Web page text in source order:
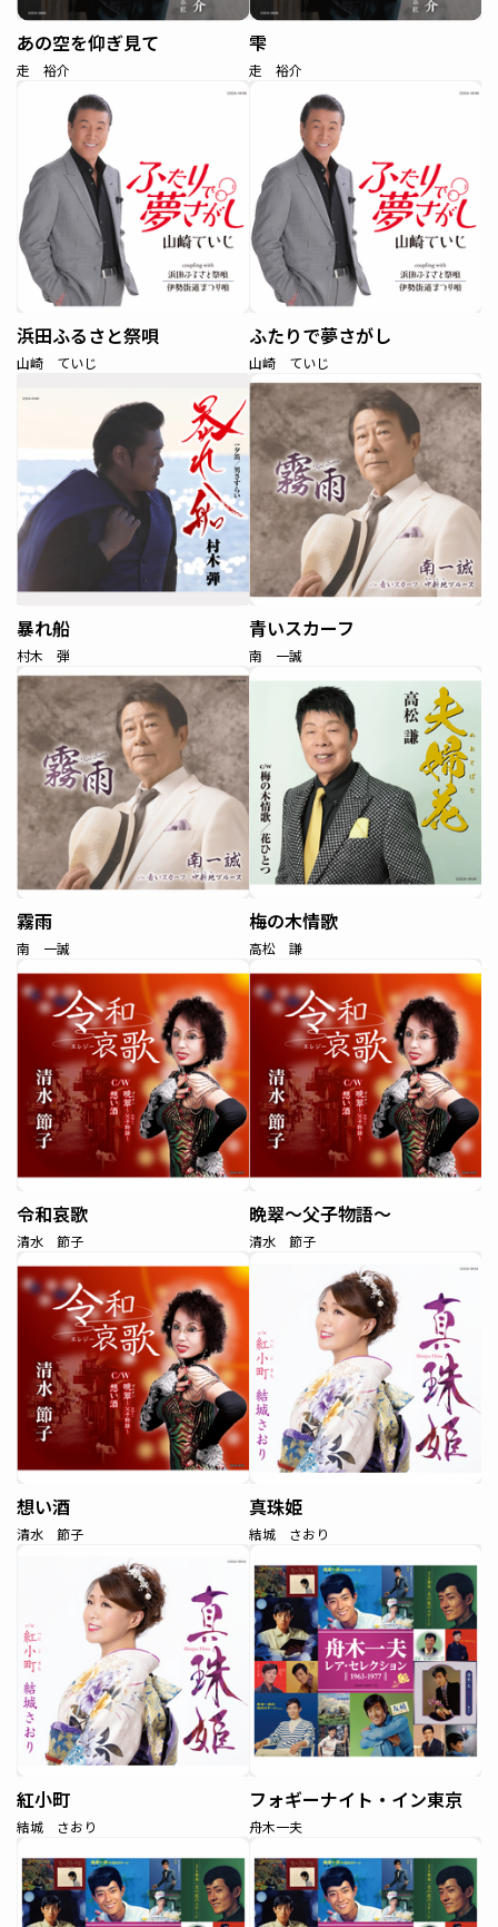
あの空を仰ぎ見て
走 裕介
雫
走 裕介
浜田ふるさと祭唄
山崎 ていじ
ふたりで夢さがし
山崎 ていじ
暴れ船
村木 弾
青いスカーフ
南 一誠
霧雨
南 一誠
梅の木情歌
高松 謙
令和哀歌
清水 節子
晩翠～父子物語～
清水 節子
想い酒
清水 節子
真珠姫
結城 さおり
紅小町
結城 さおり
フォギーナイト・イン東京
舟木一夫